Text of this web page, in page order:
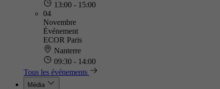
13:00 - 15:00
04
Novembre
Événement
ECOR Paris
Nanterre
09:30 - 14:00
Tous les événements
Média